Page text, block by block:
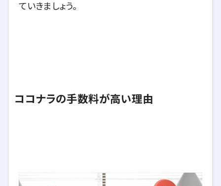
ていきましょう。
ココナラの手数料が高い理由